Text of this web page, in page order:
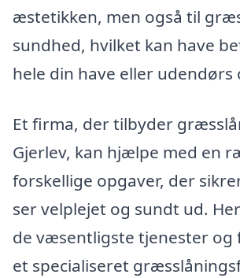
æstetikken, men også til
sundhed, hvilket kan have
hele din have eller udendørs
Et firma, der tilbyder
Gjerlev, kan hjælpe med en
forskellige opgaver, der
ser velplejet og sundt ud.
de væsentligste tjenester og
et specialiseret